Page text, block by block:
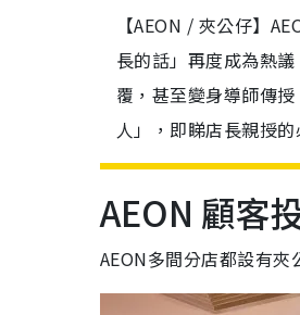
【AEON / 夾公仔】
長的話」再度成為熱
覆，甚至變身導師傳
人」，即睇店長親授
AEON 顧客
AEON多間分店都設有